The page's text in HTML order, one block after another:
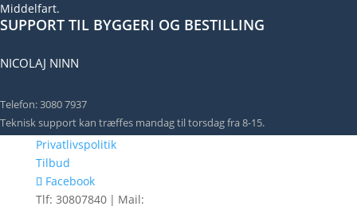
Middelfart.
SUPPORT TIL BYGGERI OG BESTILLING
NICOLAJ NINN
Telefon: 3080 7937
Teknisk support kan træffes mandag til torsdag fra 8-15.
Privatlivspolitik
Tilbud
Facebook
Tlf: 30807840 | Mail: